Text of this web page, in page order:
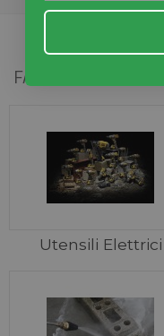
FAI DA TE
Utensili Elettrici